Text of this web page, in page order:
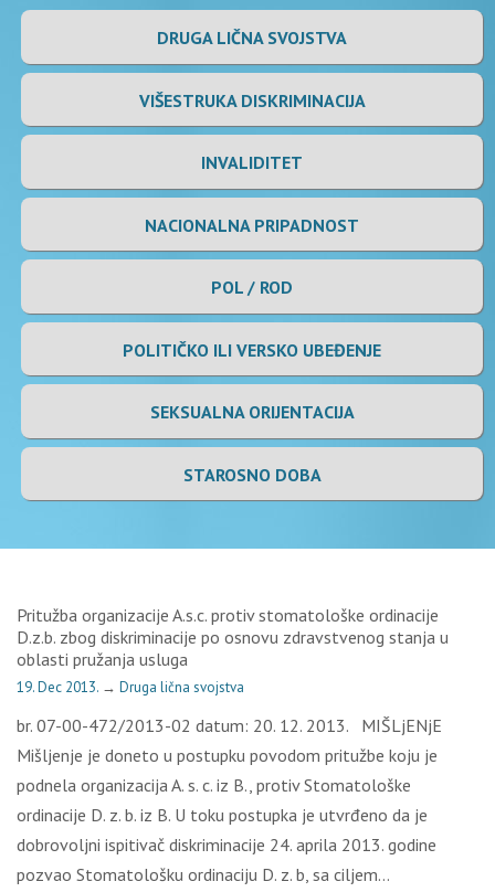
DRUGA LIČNA SVOJSTVA
VIŠESTRUKA DISKRIMINACIJA
INVALIDITET
NACIONALNA PRIPADNOST
POL / ROD
POLITIČKO ILI VERSKO UBEĐENJE
SEKSUALNA ORIJENTACIJA
STAROSNO DOBA
Pritužba organizacije A.s.c. protiv stomatološke ordinacije
D.z.b. zbog diskriminacije po osnovu zdravstvenog stanja u
oblasti pružanja usluga
19. Dec 2013. → Druga lična svojstva
br. 07-00-472/2013-02 datum: 20. 12. 2013. MIŠLjENjE
Mišljenje je doneto u postupku povodom pritužbe koju je
podnela organizacija A. s. c. iz B., protiv Stomatološke
ordinacije D. z. b. iz B. U toku postupka je utvrđeno da je
dobrovoljni ispitivač diskriminacije 24. aprila 2013. godine
pozvao Stomatološku ordinaciju D. z. b, sa ciljem…